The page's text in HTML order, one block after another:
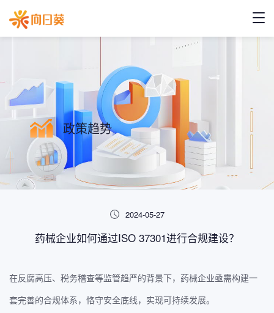
政策趋势
2024-05-27
药械企业如何通过ISO 37301进行合规建设？
在反腐高压、税务稽查等监管趋严的背景下，药械企业亟需构建一
套完善的合规体系，恪守安全底线，实现可持续发展。